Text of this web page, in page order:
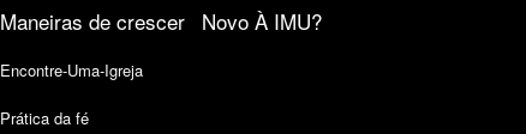
Maneiras de crescer
Encontre-Uma-Igreja
Prática da fé
Novo À IMU?